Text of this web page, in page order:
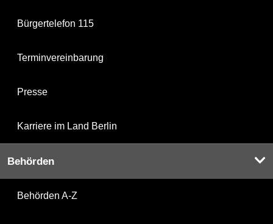
Bürgertelefon 115
Terminvereinbarung
Presse
Karriere im Land Berlin
Behörden
Behörden A-Z